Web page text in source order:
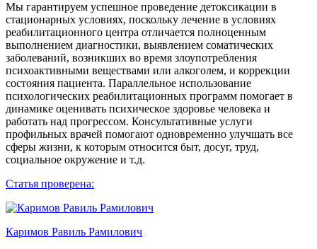
Мы гарантируем успешное проведение детоксикации в
стационарных условиях, поскольку лечение в условиях
реабилитационного центра отличается полноценным
выполнением диагностики, выявлением соматических
заболеваний, возникших во время злоупотребления
психоактивными веществами или алкоголем, и коррекции
состояния пациента. Параллельное использование
психологических реабилитационных программ помогает в
динамике оценивать психическое здоровье человека и
работать над прогрессом. Консультативные услуги
профильных врачей помогают одновременно улучшать все
сферы жизни, к которым относится быт, досуг, труд,
социальное окружение и т.д.
Статья проверена:
Каримов Равиль Рамилович